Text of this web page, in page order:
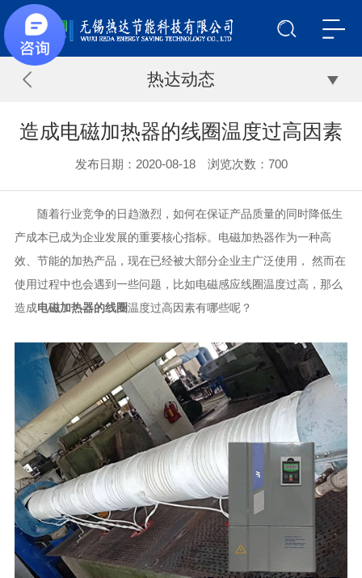
热达动态
造成电磁加热器的线圈温度过高因素
发布日期：2020-08-18 浏览次数： 700
随着行业竞争的日趋激烈，如何在保证产品质量的同时降低生
产成本已成为企业发展的重要核心指标。电磁加热器作为一种高
效、节能的加热产品，现在已经被大部分企业主广泛使用，
然而在
使用过程中也会遇到一些问题，比如电磁感应线圈温度过高，那么
造成电磁加热器的线圈温度过高因素有哪些呢？